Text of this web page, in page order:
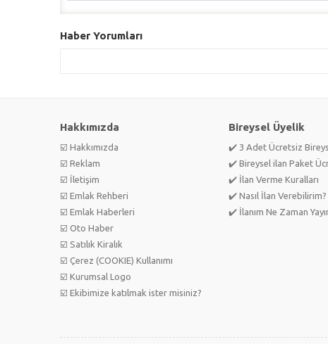
Haber Yorumları
Hakkımızda
☑️ Hakkımızda
☑️ Reklam
☑️ İletişim
☑️ Emlak Rehberi
☑️ Emlak Haberleri
☑️ Oto Haber
☑️ Satılık Kiralık
☑️ Çerez (COOKIE) Kullanımı
☑️ Kurumsal Logo
☑️ Ekibimize katılmak ister misiniz?
Bireysel Üyelik
✔️ 3 Adet Ücretsiz
✔️ Bireysel ilan Paket
✔️ İlan Verme Kuralları
✔️ Nasıl İlan Verebilirim?
✔️ İlanım Ne Zaman